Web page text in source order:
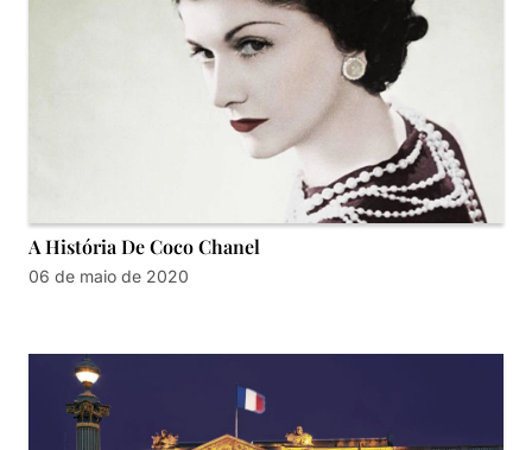
A História De Coco Chanel
06 de maio de 2020